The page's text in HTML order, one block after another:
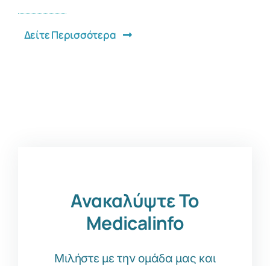
Δείτε Περισσότερα
Ανακαλύψτε Το
Medicalinfo
Μιλήστε με την ομάδα μας και